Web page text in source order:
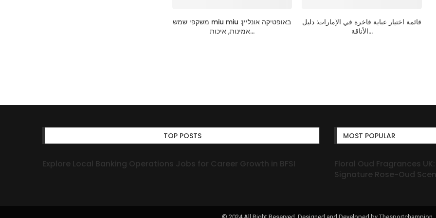
משקפי שמש miu miu באופטיקה אונליין:
אמינות, איכות...
قائمة اختيار عباية فاخرة في الإمارات: دليل
الأناقة...
TOP POSTS
Explore Local Banking Operations Jobs for Career Growth in BFSI
MOST POPULAR
Floral Oud Fragrances
Signature Rose-Oud